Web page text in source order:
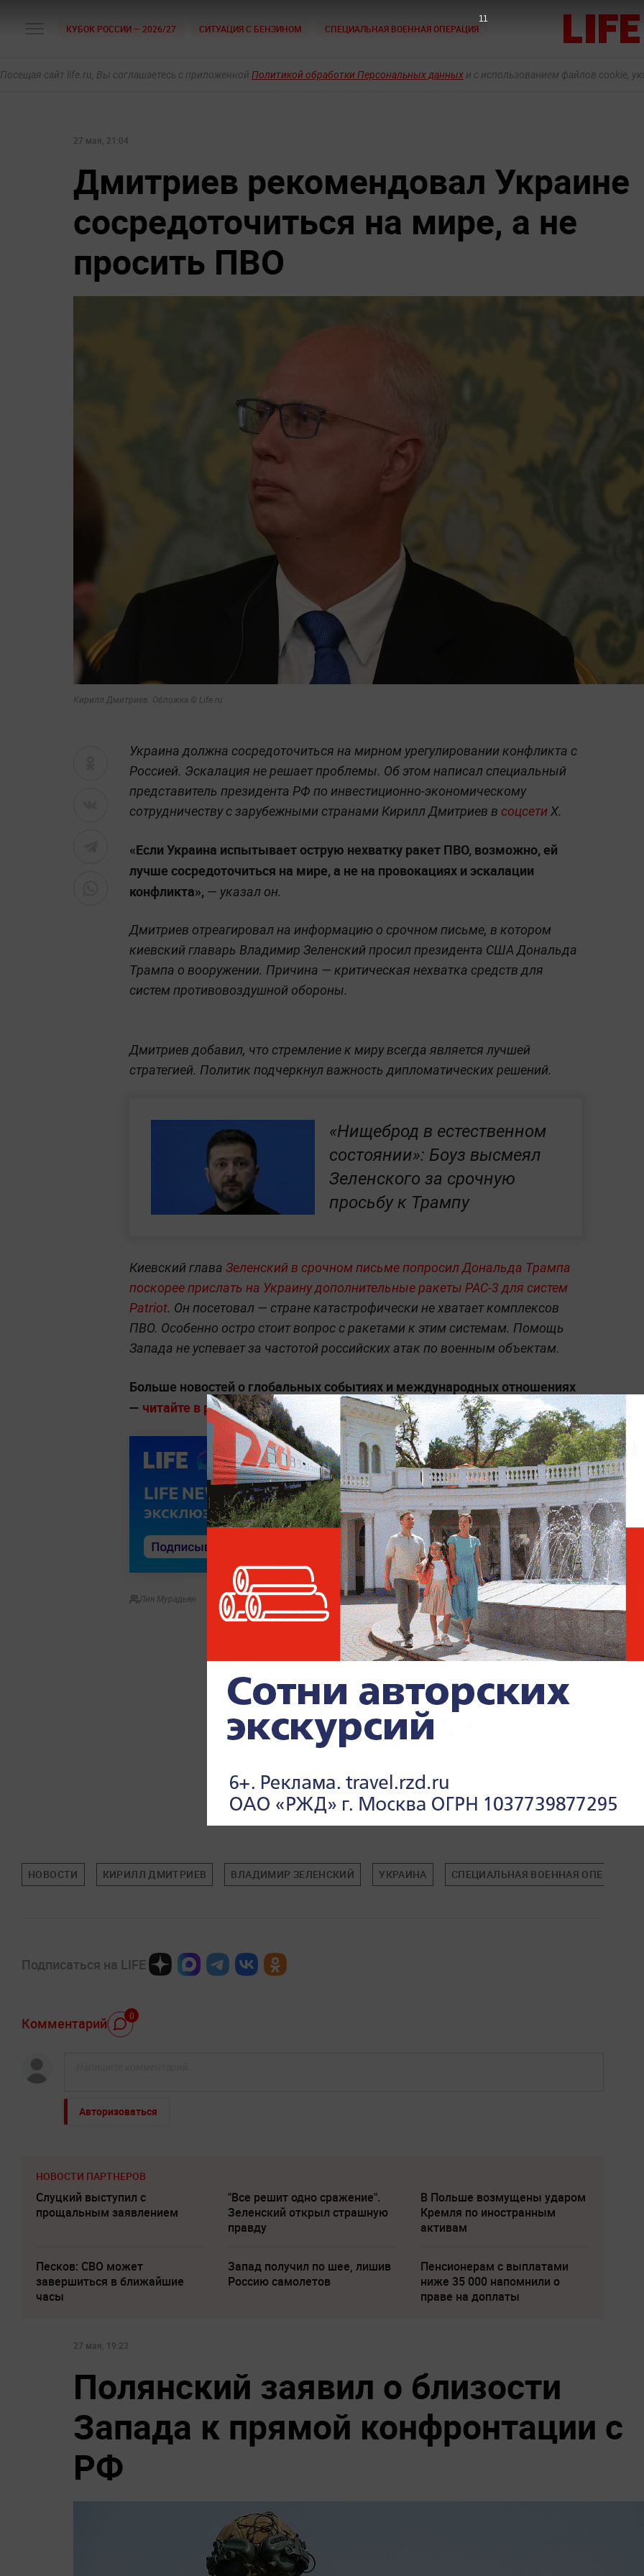
КУБОК РОССИИ — 2026/27 СИТУАЦИЯ С БЕНЗИНОМ СПЕЦИАЛЬНАЯ ВОЕННАЯ ОПЕРАЦИЯ
Посещая сайт life.ru, Вы соглашаетесь с приложенной Политикой обработки Персональных данных и с использованием файлов cookie,
27 мая, 21:04
Дмитриев рекомендовал Украине
сосредоточиться на мире, а не
просить ПВО
Кирилл Дмитриев. Обложка © Life.ru
Украина должна сосредоточиться на мирном урегулировании конфликта с
Россией. Эскалация не решает проблемы. Об этом написал специальный
представитель президента РФ по инвестиционно-экономическому
сотрудничеству с зарубежными странами Кирилл Дмитриев в соцсети Х.
«Если Украина испытывает острую нехватку ракет ПВО, возможно, ей
лучше сосредоточиться на мире, а не на провокациях и эскалации
конфликта», — указал он.
Дмитриев отреагировал на информацию о срочном письме, в котором
киевский главарь Владимир Зеленский просил президента США Дональда
Трампа о вооружении. Причина — критическая нехватка средств для
систем противовоздушной обороны.
Дмитриев добавил, что стремление к миру всегда является лучшей
стратегией. Политик подчеркнул важность дипломатических решений.
«Нищеброд в естественном
состоянии»: Боуз высмеял
Зеленского за срочную
просьбу к Трампу
Киевский глава Зеленский в срочном письме попросил Дональда Трампа
поскорее прислать на Украину дополнительные ракеты PAC-3 для систем
Patriot. Он посетовал — стране катастрофически не хватает комплексов
ПВО. Особенно остро стоит вопрос с ракетами к этим системам. Помощь
Запада не успевает за частотой российских атак по военным объектам.
Больше новостей о глобальных событиях и международных отношениях
— читайте в разделе «Мировая политика» на Life.ru
Лия Мурадьян
НОВОСТИ КИРИЛЛ ДМИТРИЕВ ВЛАДИМИР ЗЕЛЕНСКИЙ УКРАИНА СПЕЦИАЛЬНАЯ ВОЕННАЯ ОПЕРАЦИЯ
Подписаться на LIFE
Комментарий 0
Авторизоваться
НОВОСТИ ПАРТНЕРОВ
Слуцкий выступил с
прощальным заявлением
"Все решит одно сражение".
Зеленский открыл страшную
правду
В Польше возмущены ударом
Кремля по иностранным
активам
Песков: СВО может
завершиться в ближайшие
часы
Запад получил по шее, лишив
Россию самолетов
Пенсионерам с выплатами
ниже 35 000 напомнили о
праве на доплаты
27 мая, 19:23
Полянский заявил о близости
Запада к прямой конфронтации с
РФ
9